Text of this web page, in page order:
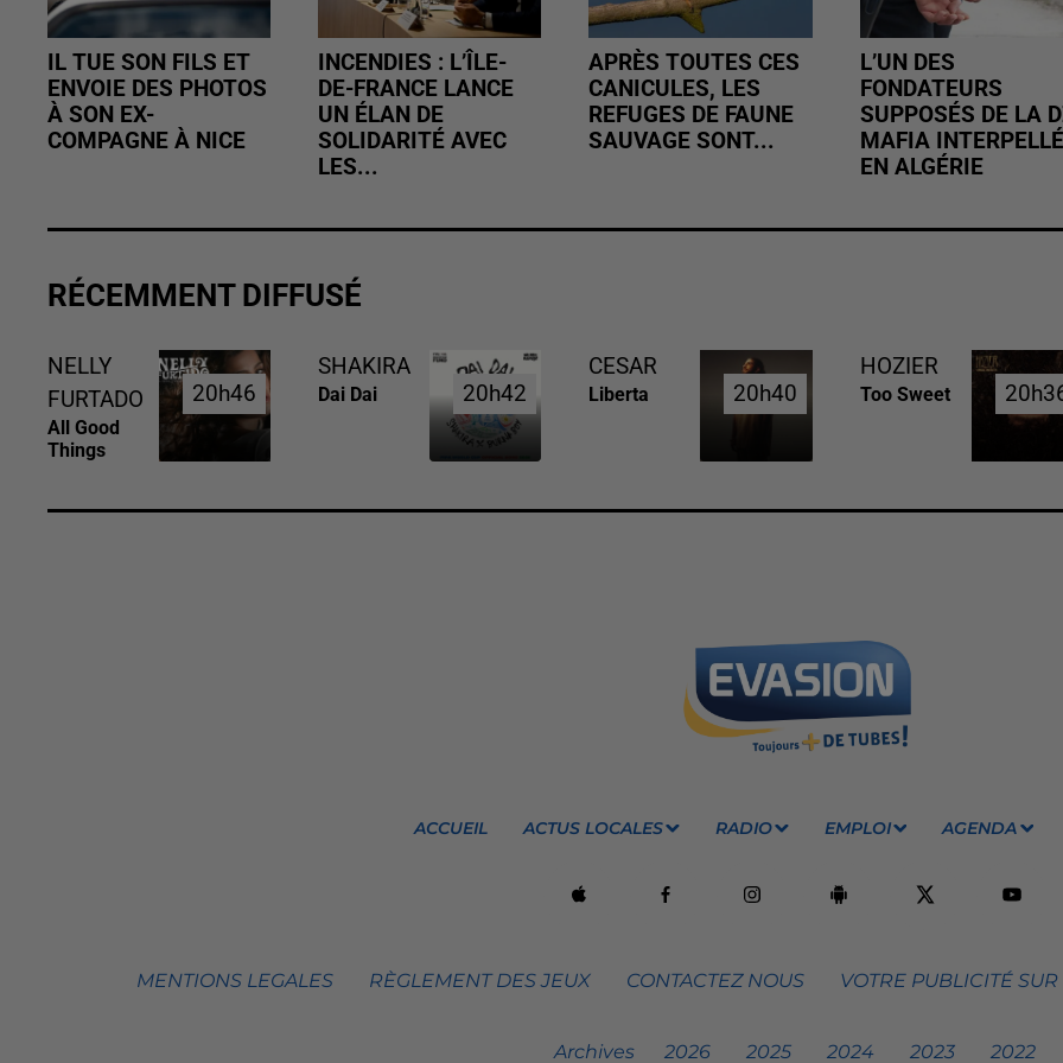
IL TUE SON FILS ET
ENVOIE DES PHOTOS
À SON EX-
COMPAGNE À NICE
INCENDIES : L’ÎLE-
DE-FRANCE LANCE
UN ÉLAN DE
SOLIDARITÉ AVEC
LES...
APRÈS TOUTES CES
CANICULES, LES
REFUGES DE FAUNE
SAUVAGE SONT...
L’UN DES
FONDATEURS
SUPPOSÉS DE LA
MAFIA INTERPELLÉ
EN ALGÉRIE
RÉCEMMENT DIFFUSÉ
NELLY
FURTADO
All Good
Things
20h46
20h46
SHAKIRA
Dai Dai 20h42
20h42
CESAR
Liberta 20h40
20h40
HOZIER
Too Sweet
ACCUEIL ACTUS LOCALES RADIO EMPLOI AGENDA
MENTIONS LEGALES RÈGLEMENT DES JEUX CONTACTEZ NOUS VOTRE PUBLICITÉ
Archives 2026 2025 2024 2023 2022